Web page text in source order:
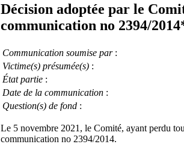
Décision adoptée par le
communication no 2394/2014
Communication soumise par:
Victime(s) présumée(s) :
État partie :
Date de la communication :
Question(s) de fond :
Le 5 novembre 2021, le Comité, ayant perdu
communication no 2394/2014.